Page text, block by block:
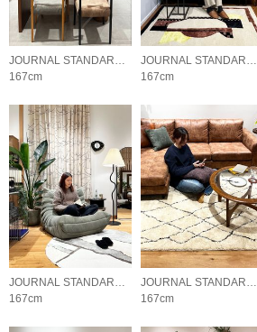
JOURNAL STANDARD FURNITURE
167cm
JOURNAL STANDARD FURNITURE
167cm
JOURNAL STANDARD FURNITURE
167cm
JOURNAL STANDARD FURNITURE
167cm